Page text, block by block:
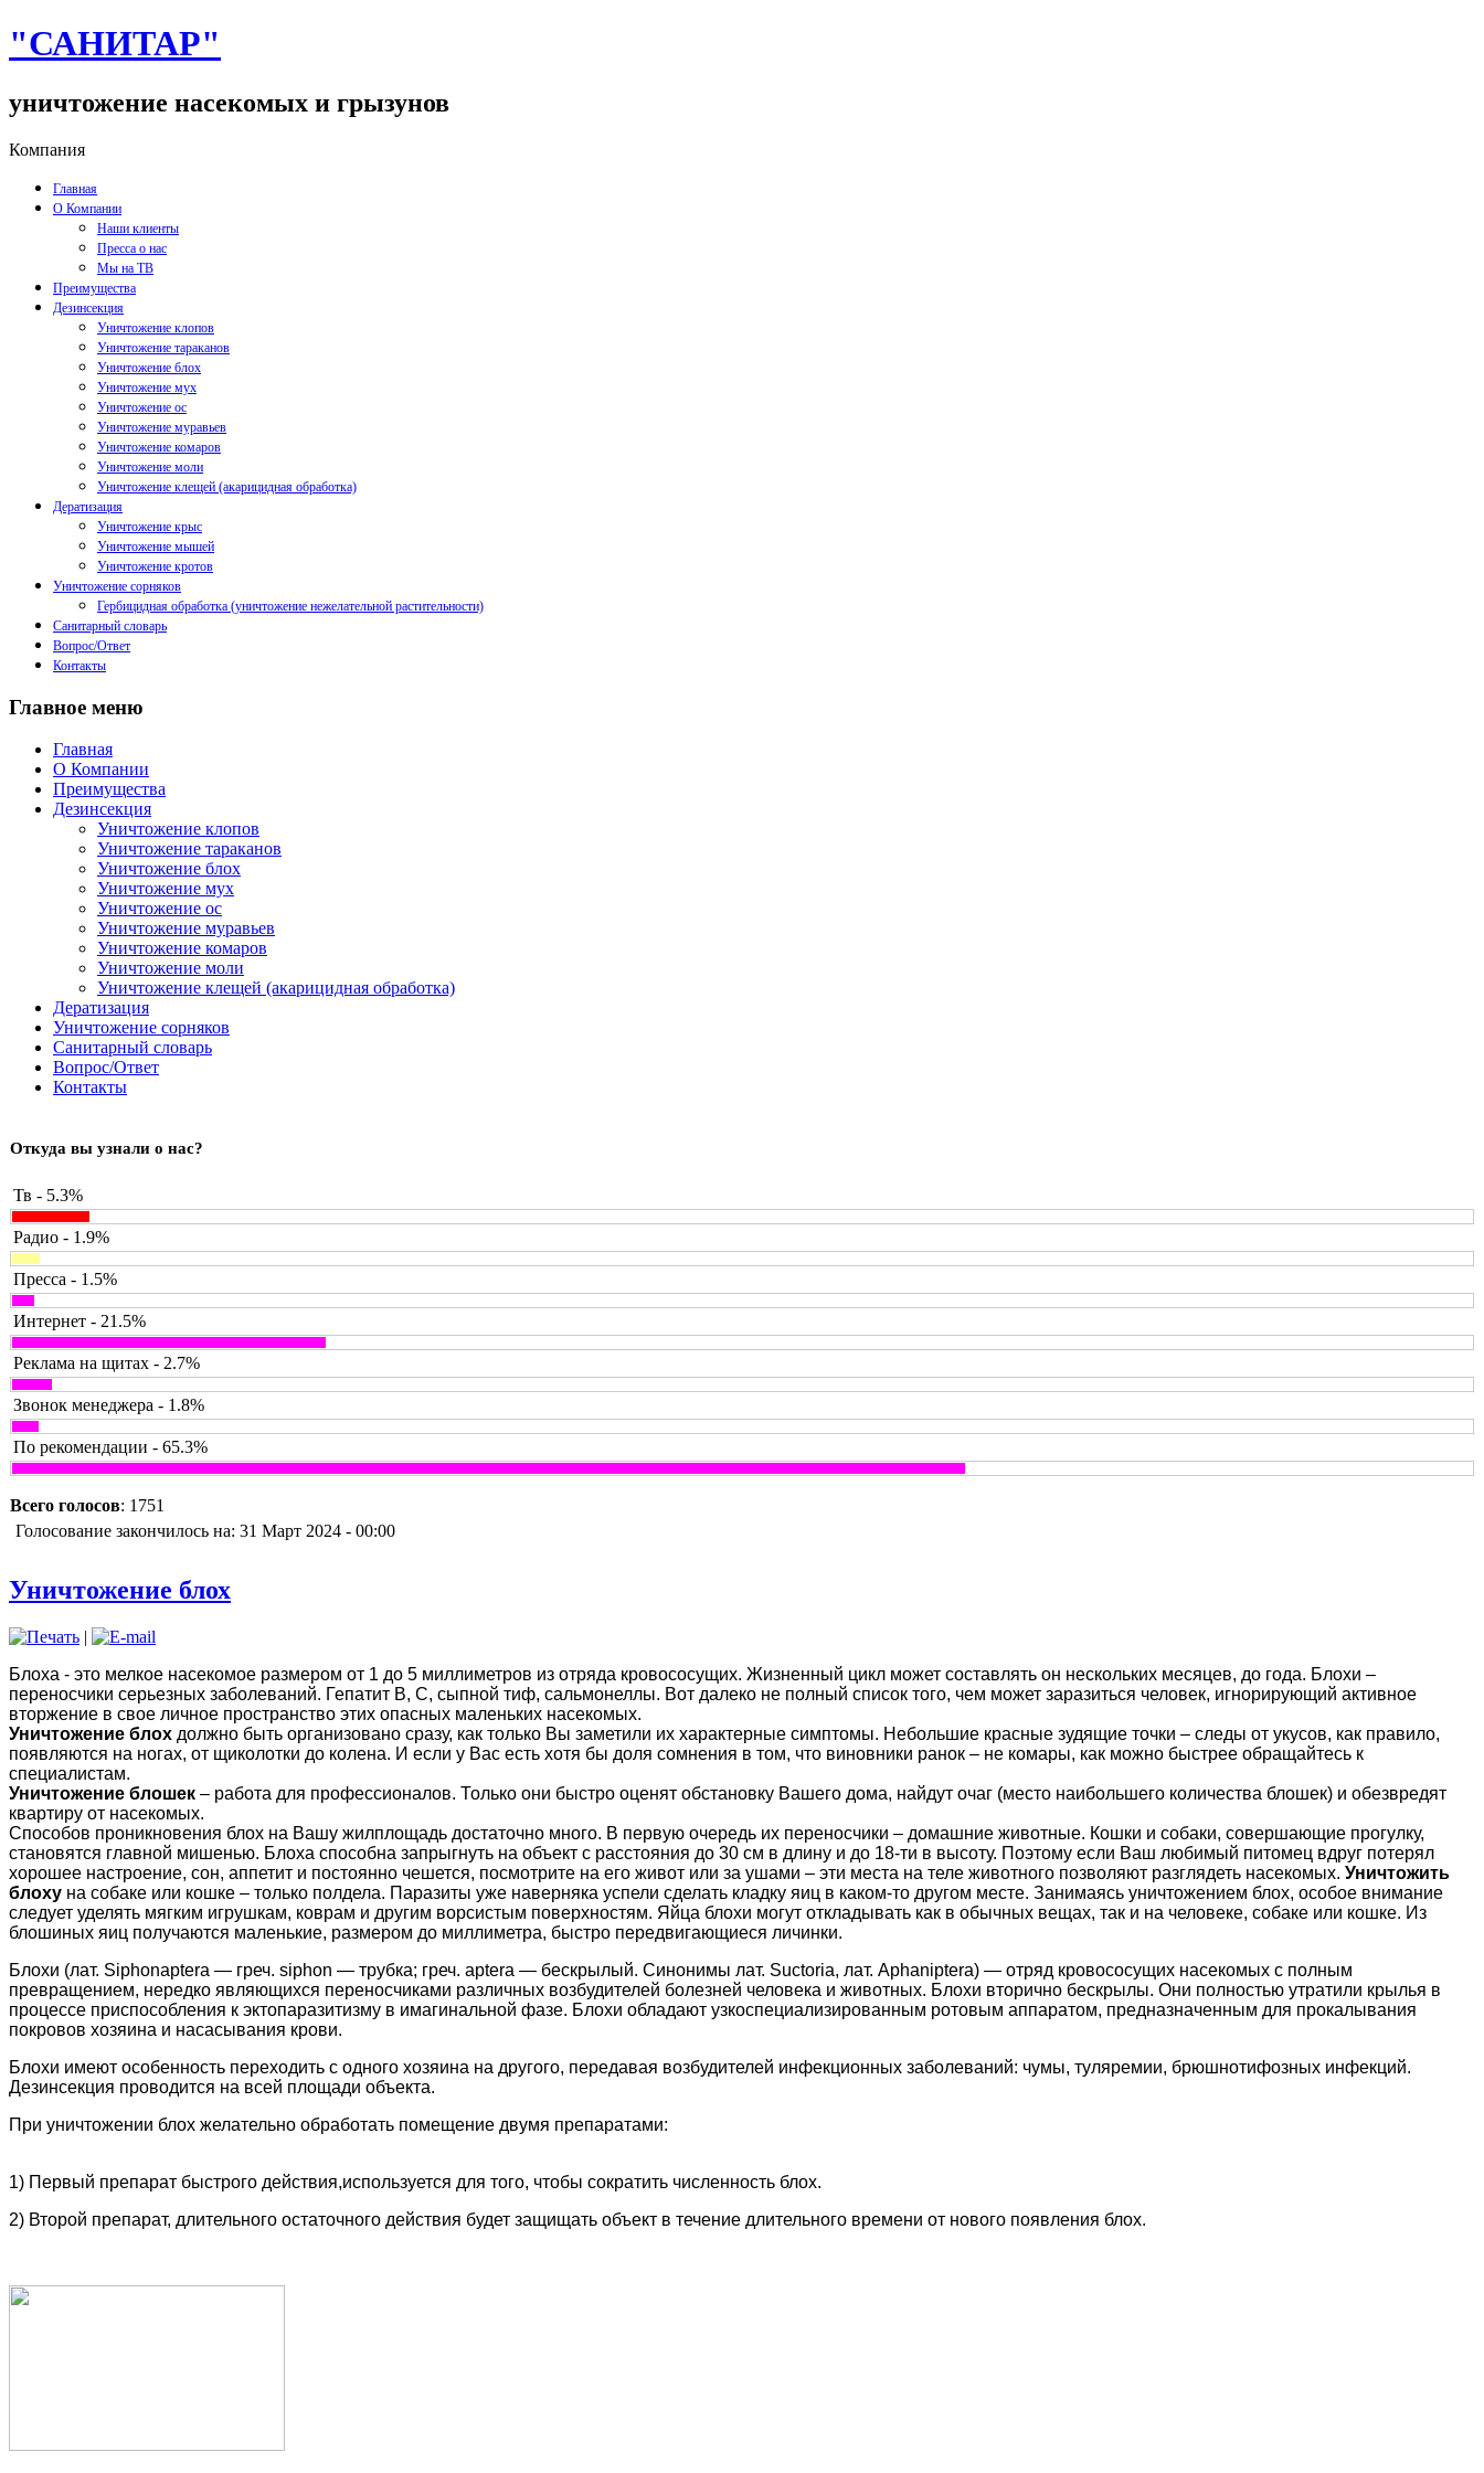
"САНИТАР"
уничтожение насекомых и грызунов
Компания
Главная
О Компании
Наши клиенты
Пресса о нас
Мы на ТВ
Преимущества
Дезинсекция
Уничтожение клопов
Уничтожение тараканов
Уничтожение блох
Уничтожение мух
Уничтожение ос
Уничтожение муравьев
Уничтожение комаров
Уничтожение моли
Уничтожение клещей (акарицидная обработка)
Дератизация
Уничтожение крыс
Уничтожение мышей
Уничтожение кротов
Уничтожение сорняков
Гербицидная обработка (уничтожение нежелательной растительности)
Санитарный словарь
Вопрос/Ответ
Контакты
Главное меню
Главная
О Компании
Преимущества
Дезинсекция
Уничтожение клопов
Уничтожение тараканов
Уничтожение блох
Уничтожение мух
Уничтожение ос
Уничтожение муравьев
Уничтожение комаров
Уничтожение моли
Уничтожение клещей (акарицидная обработка)
Дератизация
Уничтожение сорняков
Санитарный словарь
Вопрос/Ответ
Контакты
Откуда вы узнали о нас?
Тв - 5.3%
Радио - 1.9%
Пресса - 1.5%
Интернет - 21.5%
Реклама на щитах - 2.7%
Звонок менеджера - 1.8%
По рекомендации - 65.3%
Всего голосов: 1751
Голосование закончилось на: 31 Март 2024 - 00:00
Уничтожение блох
|
Блоха - это мелкое насекомое размером от 1 до 5 миллиметров из отряда кровососущих. Жизненный цикл может составлять он нескольких месяцев, до года. Блохи –
переносчики серьезных заболеваний. Гепатит В, С, сыпной тиф, сальмонеллы. Вот далеко не полный список того, чем может заразиться человек, игнорирующий активное
вторжение в свое личное пространство этих опасных маленьких насекомых.
Уничтожение блох должно быть организовано сразу, как только Вы заметили их характерные симптомы. Небольшие красные зудящие точки – следы от укусов, как правило,
появляются на ногах, от щиколотки до колена. И если у Вас есть хотя бы доля сомнения в том, что виновники ранок – не комары, как можно быстрее обращайтесь к
специалистам.
Уничтожение блошек – работа для профессионалов. Только они быстро оценят обстановку Вашего дома, найдут очаг (место наибольшего количества блошек) и обезвредят
квартиру от насекомых.
Способов проникновения блох на Вашу жилплощадь достаточно много. В первую очередь их переносчики – домашние животные. Кошки и собаки, совершающие прогулку,
становятся главной мишенью. Блоха способна запрыгнуть на объект с расстояния до 30 см в длину и до 18-ти в высоту. Поэтому если Ваш любимый питомец вдруг потерял
хорошее настроение, сон, аппетит и постоянно чешется, посмотрите на его живот или за ушами – эти места на теле животного позволяют разглядеть насекомых. Уничтожить
блоху на собаке или кошке – только полдела. Паразиты уже наверняка успели сделать кладку яиц в каком-то другом месте. Занимаясь уничтожением блох, особое внимание
следует уделять мягким игрушкам, коврам и другим ворсистым поверхностям. Яйца блохи могут откладывать как в обычных вещах, так и на человеке, собаке или кошке. Из
блошиных яиц получаются маленькие, размером до миллиметра, быстро передвигающиеся личинки.
Блохи (лат. Siphonaptera — греч. siphon — трубка; греч. aptera — бескрылый. Синонимы лат. Suctoria, лат. Aphaniptera) — отряд кровососущих насекомых с полным
превращением, нередко являющихся переносчиками различных возбудителей болезней человека и животных. Блохи вторично бескрылы. Они полностью утратили крылья в
процессе приспособления к эктопаразитизму в имагинальной фазе. Блохи обладают узкоспециализированным ротовым аппаратом, предназначенным для прокалывания
покровов хозяина и насасывания крови.
Блохи имеют особенность переходить с одного хозяина на другого, передавая возбудителей инфекционных заболеваний: чумы, туляремии, брюшнотифозных инфекций.
Дезинсекция проводится на всей площади объекта.
При уничтожении блох желательно обработать помещение двумя препаратами:
1) Первый препарат быстрого действия,используется для того, чтобы сократить численность блох.
2) Второй препарат, длительного остаточного действия будет защищать объект в течение длительного времени от нового появления блох.